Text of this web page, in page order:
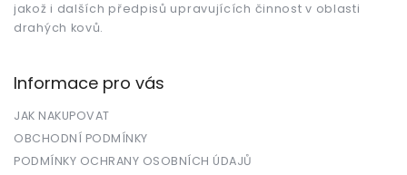
jakož i dalších předpisů upravujících činnost v oblasti
drahých kovů.
Informace pro vás
JAK NAKUPOVAT
OBCHODNÍ PODMÍNKY
PODMÍNKY OCHRANY OSOBNÍCH ÚDAJŮ